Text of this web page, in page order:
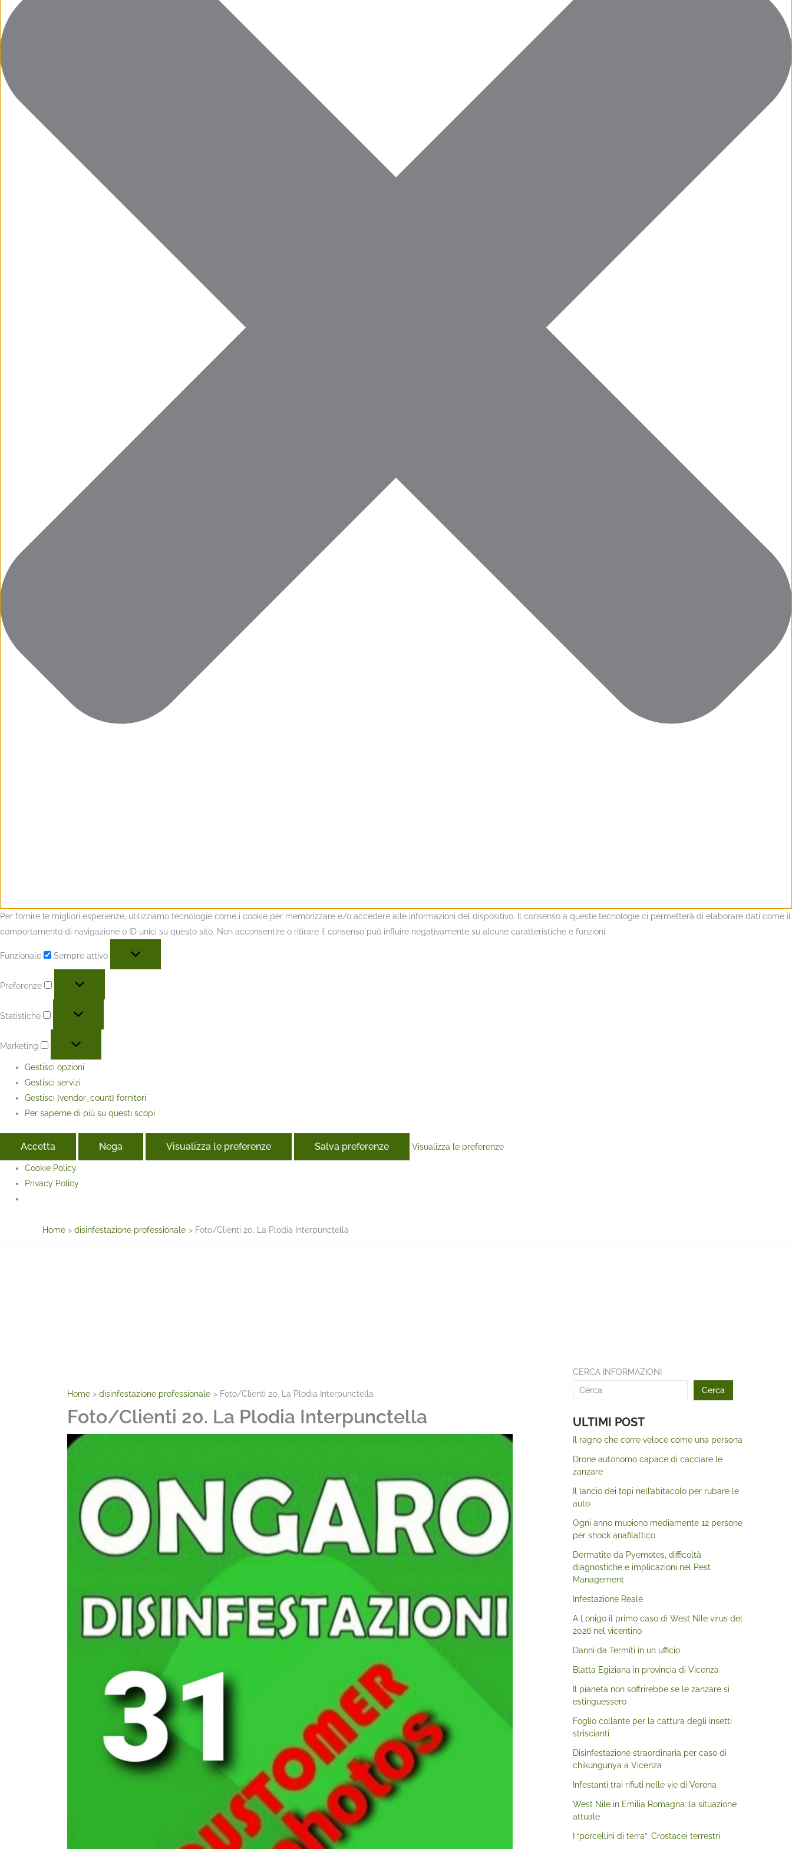
Per fornire le migliori esperienze, utilizziamo tecnologie come i cookie per memorizzare e/o accedere alle informazioni del dispositivo. Il consenso a queste tecnologie ci permetterà di elaborare dati come il
comportamento di navigazione o ID unici su questo sito. Non acconsentire o ritirare il consenso può influire negativamente su alcune caratteristiche e funzioni.
Funzionale Sempre attivo
Preferenze
Statistiche
Marketing
Gestisci opzioni
Gestisci servizi
Gestisci {vendor_count} fornitori
Per saperne di più su questi scopi
Accetta Nega Visualizza le preferenze Salva preferenze Visualizza le preferenze
Cookie Policy
Privacy Policy
Home disinfestazione professionale Foto/Clienti 20. La Plodia Interpunctella
Home disinfestazione professionale Foto/Clienti 20. La Plodia Interpunctella
Foto/Clienti 20. La Plodia Interpunctella
CERCA INFORMAZIONI
Cerca
ULTIMI POST
Il ragno che corre veloce come una persona
Drone autonomo capace di cacciare le
zanzare
Il lancio dei topi nell’abitacolo per rubare le
auto
Ogni anno muoiono mediamente 12 persone
per shock anafilattico
Dermatite da Pyemotes, difficoltà
diagnostiche e implicazioni nel Pest
Management
Infestazione Reale
A Lonigo il primo caso di West Nile virus del
2026 nel vicentino
Danni da Termiti in un ufficio
Blatta Egiziana in provincia di Vicenza
Il pianeta non soffrirebbe se le zanzare si
estinguessero
Foglio collante per la cattura degli insetti
striscianti
Disinfestazione straordinaria per caso di
chikungunya a Vicenza
Infestanti trai rifiuti nelle vie di Verona
West Nile in Emilia Romagna: la situazione
attuale
I “porcellini di terra”: Crostacei terrestri